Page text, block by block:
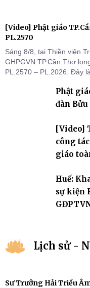
[Video] Phật giáo
PL.2570
Sáng 8/8, tại Thiền viện
GHPGVN TP.Cần Thơ
PL.2570 – PL.2026. Đây
thứ I, thể hiện sự quan
Tăng tài và tiếp nối
Phật
đàn Bửu
[Video]
công
giáo
Huế:
sự kiện
Lịch sử -
Sư Trưởng Hải Triều